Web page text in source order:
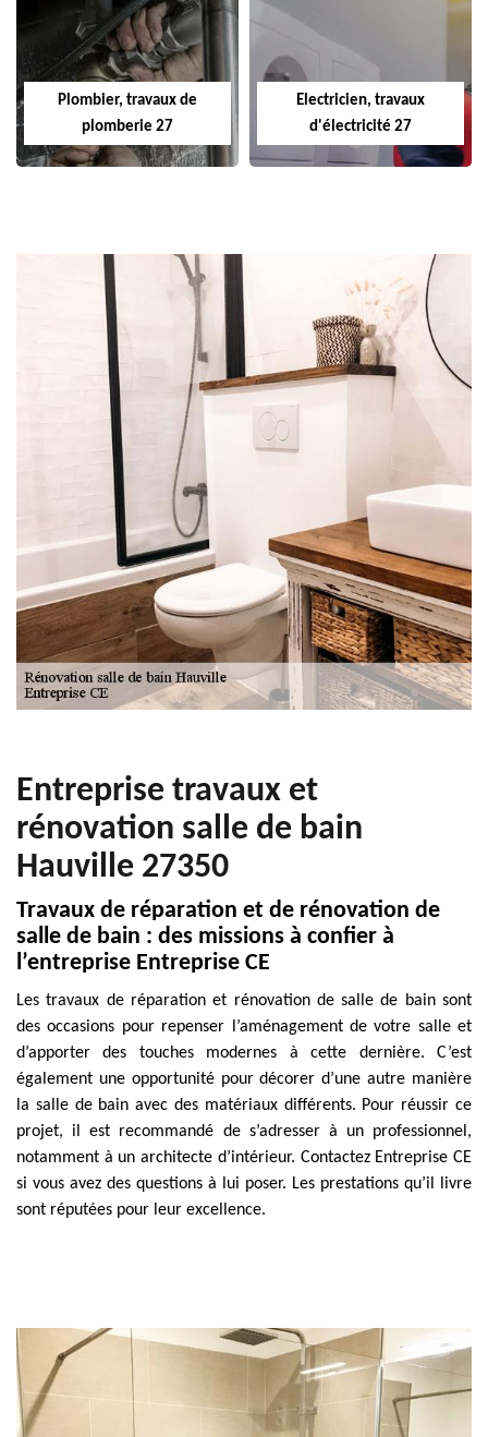
Plombier, travaux de
plomberie 27
Electricien, travaux
d'électricité 27
Entreprise travaux et
rénovation salle de bain
Hauville 27350
Travaux de réparation et de rénovation de
salle de bain : des missions à confier à
l’entreprise Entreprise CE
Les travaux de réparation et rénovation de salle de bain sont
des occasions pour repenser l’aménagement de votre salle et
d’apporter des touches modernes à cette dernière. C’est
également une opportunité pour décorer d’une autre manière
la salle de bain avec des matériaux différents. Pour réussir ce
projet, il est recommandé de s’adresser à un professionnel,
notamment à un architecte d’intérieur. Contactez Entreprise CE
si vous avez des questions à lui poser. Les prestations qu’il livre
sont réputées pour leur excellence.